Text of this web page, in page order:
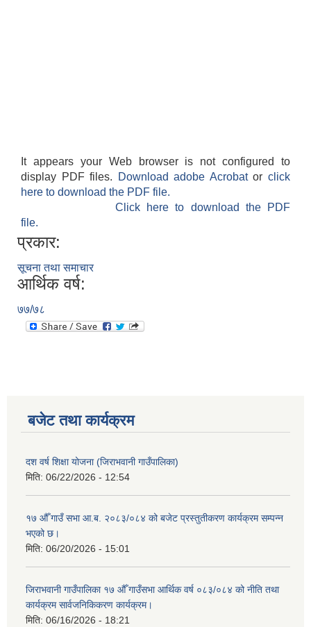
It appears your Web browser is not configured to
display PDF files.
Download adobe Acrobatorclick
here to download the PDF file.
Click here to download the PDF
file.
प्रकार:
सूचना तथा समाचार
आर्थिक वर्ष:
७७/७८
बजेट तथा कार्यक्रम
दश वर्ष शिक्षा योजना (जिराभवानी गाउँपालिका)
मिति: 06/22/2026 - 12:54
१७ औँ गाउँ सभा आ.ब. २०८३/०८४ को बजेट प्रस्तुतीकरण कार्यक्रम सम्पन्न
भएको छ।
मिति: 06/20/2026 - 15:01
जिराभवानी गाउँपालिका १७ औँ गाउँसभा आर्थिक वर्ष ०८३/०८४ को नीति तथा
कार्यक्रम सार्वजनिकिकरण कार्यक्रम।
मिति: 06/16/2026 - 18:21